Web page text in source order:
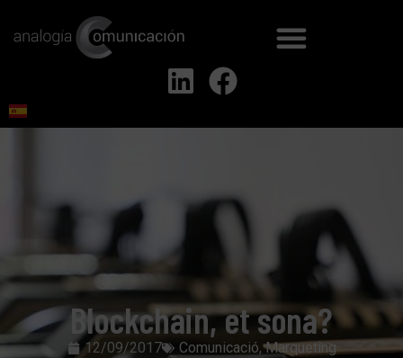
Blockchain, et sona?
12/09/2017 Comunicació,Marqueting